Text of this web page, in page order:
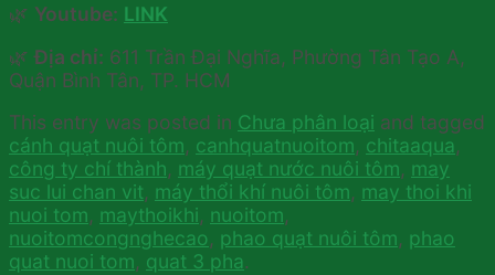
🌿 Youtube: LINK
🌿Địa chỉ: 611 Trần Đại Nghĩa, Phường Tân Tạo A,
Quận Bình Tân, TP. HCM
This entry was posted in Chưa phân loại and tagged
cánh quạt nuôi tôm, canhquatnuoitom, chitaaqua,
công ty chí thành, máy quạt nước nuôi tôm, may
suc lui chan vit, máy thổi khí nuôi tôm, may thoi khi
nuoi tom, maythoikhi, nuoitom,
nuoitomcongnghecao, phao quạt nuôi tôm, phao
quat nuoi tom, quat 3 pha.